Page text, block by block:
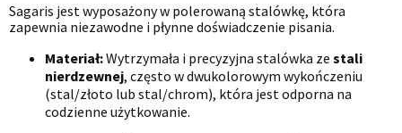
Sagaris jest wyposażony w polerowaną stalówkę, która
zapewnia niezawodne i płynne doświadczenie pisania.
Materiał:Wytrzymała i precyzyjna stalówka ze stali
nierdzewnej, często w dwukolorowym wykończeniu
(stal/złoto lub stal/chrom), która jest odporna na
codzienne użytkowanie.